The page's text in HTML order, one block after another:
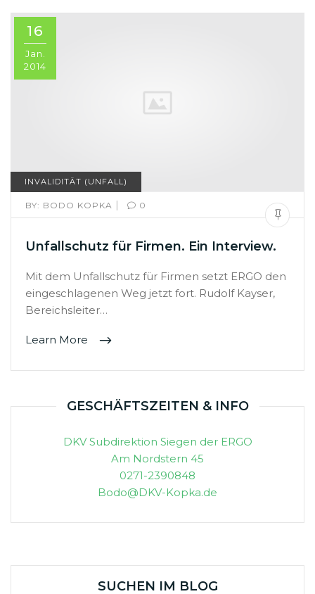
16
Jan.
2014
INVALIDITÄT (UNFALL)
BY: BODO KOPKA | 0
Unfallschutz für Firmen. Ein Interview.
Mit dem Unfallschutz für Firmen setzt ERGO den
eingeschlagenen Weg jetzt fort. Rudolf Kayser,
Bereichsleiter…
Learn More
GESCHÄFTSZEITEN & INFO
DKV Subdirektion Siegen der ERGO
Am Nordstern 45
0271-2390848
Bodo@DKV-Kopka.de
SUCHEN IM BLOG